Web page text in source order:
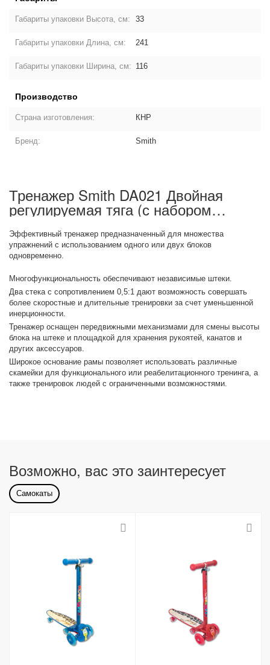
Габариты упаковки Высота, см: 33
Габариты упаковки Длина, см: 241
Габариты упаковки Ширина, см: 116
Производство
Страна изготовления: КНР
Бренд: Smith
Тренажер Smith DA021 Двойная
регулируемая тяга (с набором
аксессуаров): описание товара
Эффективный тренажер предназначенный для множества
упражнений с использованием одного или двух блоков
одновременно.
Многофункциональность обеспечивают независимые штеки.
Два стека с сопротивлением 0,5:1 дают возможность совершать
более скоростные и длительные тренировки за счет уменьшенной
инерционности.
Тренажер оснащен передвижными механизмами для смены высоты
блока на штеке и площадкой для хранения рукоятей, канатов и
других аксессуаров.
Широкое основание рамы позволяет использовать различные
скамейки для функционального или реабелитационного тренинга, а
также тренировок людей с ограниченными возможностями.
Возможно, вас это заинтересует
Самокаты